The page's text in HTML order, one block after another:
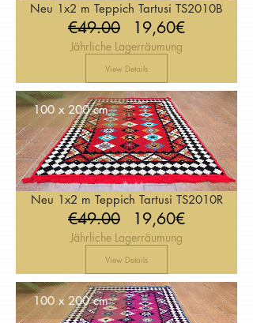
Neu 1x2 m Teppich Tartusi TS2010B
€49.00
Regular
Price
19,60€Price
Jährliche Lagerräumung
View Details
100 x 200 cm
Neu 1x2 m Teppich Tartusi TS2010R
€49.00
Regular
Price
19,60€Price
Jährliche Lagerräumung
View Details
100 x 200 cm